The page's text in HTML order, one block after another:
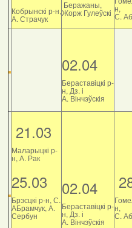
Кобрынскі р-н,
А. Страчук
Беражаны,
Жорж Гулеўскі н,
С.
02.04
Бераставіцкі р-
н, Дз. і
А. Вінчэўскія
21.03
Маларыцкі р-
н, А. Рак
25.03
Брэсцкі р-н, С.
АБрамчук, А.
Сербун
02.04
Бераставіцкі р-
н, Дз. і
А. Вінчэўскія
н,
С.